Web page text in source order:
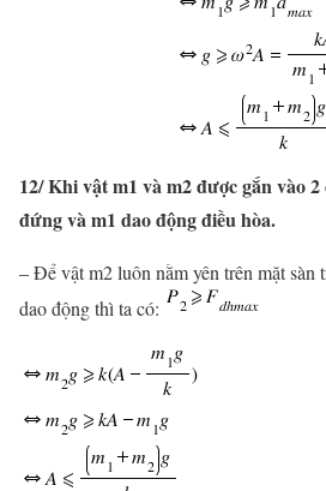
12/ Khi vật m1 và m2 được gắn vào
đứng và m1 dao động điều hòa.
– Để vật m2 luôn nằm yên trên mặt sàn
dao động thì ta có: